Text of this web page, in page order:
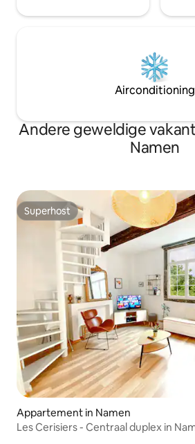
Airconditioning
Andere geweldige
Namen
Superhost
Superhost
Appartement in Namen
Les Cerisiers - Centraal duplex in